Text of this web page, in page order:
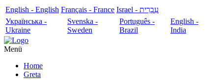
English - English Français - France
עִבְרִית - Israel
Українська -
Ukraine
Svenska -
Sweden
Português -
Brazil
English -
India
Menü
Home
Greta